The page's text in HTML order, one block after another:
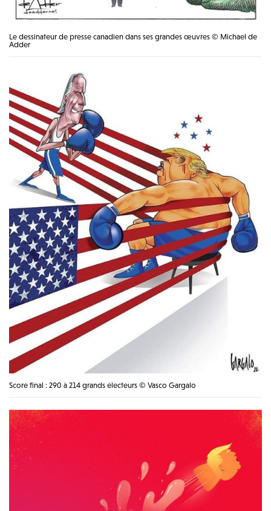
Le dessinateur de presse canadien dans ses grandes œuvres © Michael de
Adder
Score final : 290 à 214 grands électeurs © Vasco Gargalo